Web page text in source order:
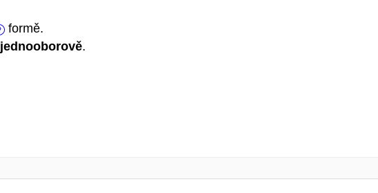
formě.
jednooborově.